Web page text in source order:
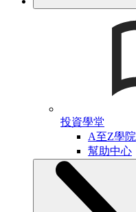
投資學堂
A至Z學院
幫助中心